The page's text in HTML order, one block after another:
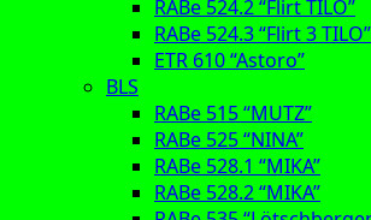
RABe 524.2 “Flirt TILO”
RABe 524.3 “Flirt 3 TILO”
ETR 610 “Astoro”
BLS
RABe 515 “MUTZ”
RABe 525 “NINA”
RABe 528.1 “MIKA”
RABe 528.2 “MIKA”